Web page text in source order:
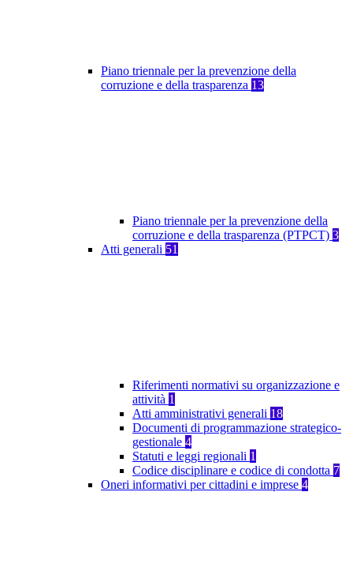
Piano triennale per la prevenzione della
corruzione e della trasparenza 13
Piano triennale per la prevenzione della
corruzione e della trasparenza (PTPCT) 3
Atti generali 51
Riferimenti normativi su organizzazione e
attività 1
Atti amministrativi generali 18
Documenti di programmazione strategico-
gestionale 4
Statuti e leggi regionali 1
Codice disciplinare e codice di condotta 7
Oneri informativi per cittadini e imprese 4